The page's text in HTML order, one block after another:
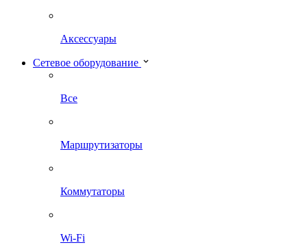
Аксессуары
Сетевое оборудование
Все
Маршрутизаторы
Коммутаторы
Wi-Fi